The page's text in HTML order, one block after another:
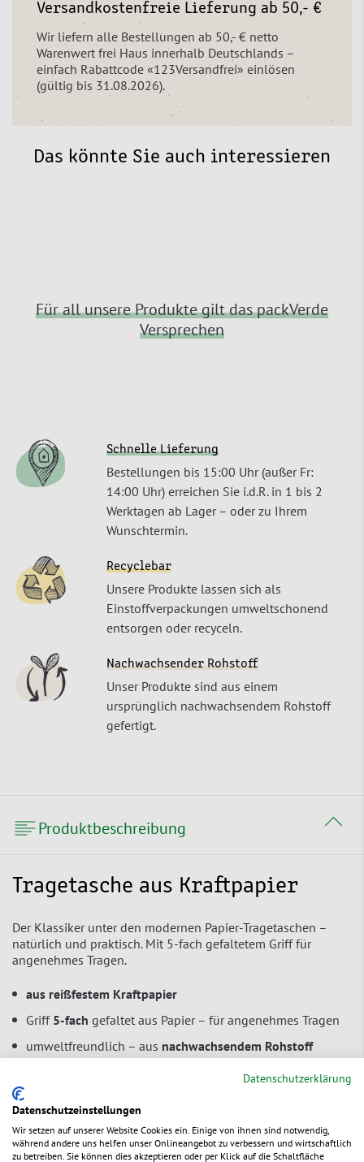
Versandkostenfreie Lieferung ab 50,- €
Wir liefern alle Bestellungen ab 50,- € netto
Warenwert frei Haus innerhalb Deutschlands –
einfach Rabattcode «123Versandfrei» einlösen
(gültig bis 31.08.2026).
Das könnte Sie auch interessieren
Für all unsere Produkte gilt das packVerde
Versprechen
Schnelle Lieferung
Bestellungen bis 15:00 Uhr (außer Fr:
14:00 Uhr) erreichen Sie i.d.R. in 1 bis 2
Werktagen ab Lager – oder zu Ihrem
Wunschtermin.
Recyclebar
Unsere Produkte lassen sich als
Einstoffverpackungen umweltschonend
entsorgen oder recyceln.
Nachwachsender Rohstoff
Unser Produkte sind aus einem
ursprünglich nachwachsendem Rohstoff
gefertigt.
Produktbeschreibung
Tragetasche aus Kraftpapier
Der Klassiker unter den modernen Papier-Tragetaschen –
natürlich und praktisch. Mit 5-fach gefaltetem Griff für
angenehmes Tragen.
aus reißfestem Kraftpapier
Griff5-fach gefaltet aus Papier – für angenehmes Tragen
umweltfreundlich – aus nachwachsendem Rohstoff
Serviceverpackung gemäß Verpackungverordnung
Datenschutzerklärung
Datenschutzeinstellungen
Wir setzen auf unserer Website Cookies ein. Einige von ihnen sind notwendig,
während andere uns helfen unser Onlineangebot zu verbessern und wirtschaftlich
zu betreiben. Sie können dies akzeptieren oder per Klick auf die Schaltfläche